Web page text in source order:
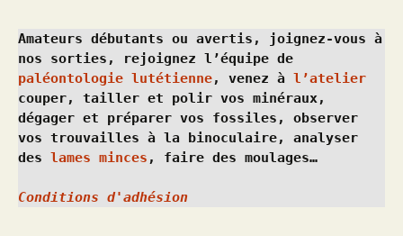
Amateurs débutants ou avertis, joignez-vous à
paléontologie lutétienne, venez à l’atelier
couper, tailler et polir vos minéraux,
dégager et préparer vos fossiles, observer
vos trouvailles à la binoculaire, analyser
des lames minces , faire des moulages…
Conditions d'adhésion